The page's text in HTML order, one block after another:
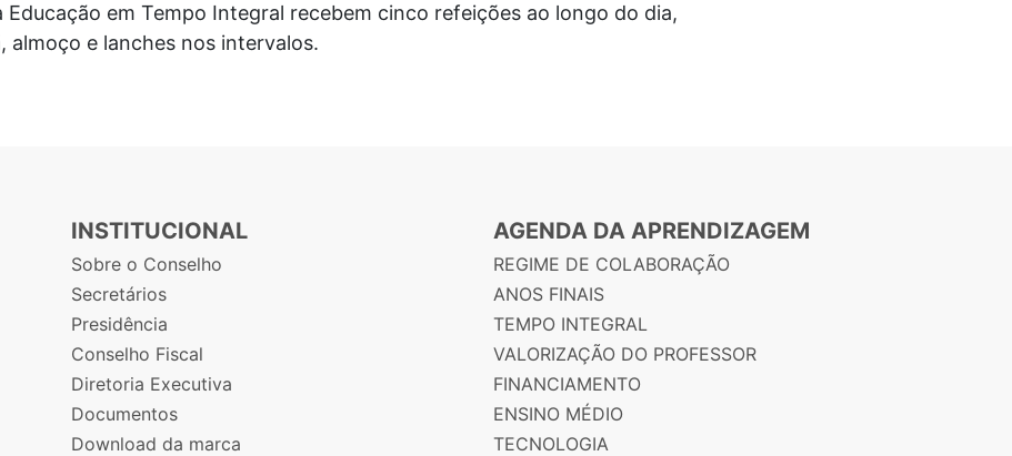
Educação em Tempo Integral recebem cinco refeições ao longo do dia,
almoço e lanches nos intervalos.
INSTITUCIONAL
Sobre o Conselho
Secretários
Presidência
Conselho Fiscal
Diretoria Executiva
Documentos
Download da marca
AGENDA DA APRENDIZAGEM
REGIME DE COLABORAÇÃO
ANOS FINAIS
TEMPO INTEGRAL
VALORIZAÇÃO DO PROFESSOR
FINANCIAMENTO
ENSINO MÉDIO
TECNOLOGIA